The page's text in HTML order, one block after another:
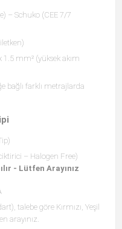
– Schuko (CEE 7/7
1.5 mm² (yüksek akım
bağlı farklı metrajlarda
– Halogen Free)
- Lütfen Arayınız
talebe göre Kırmızı, Yeşil
arayınız.